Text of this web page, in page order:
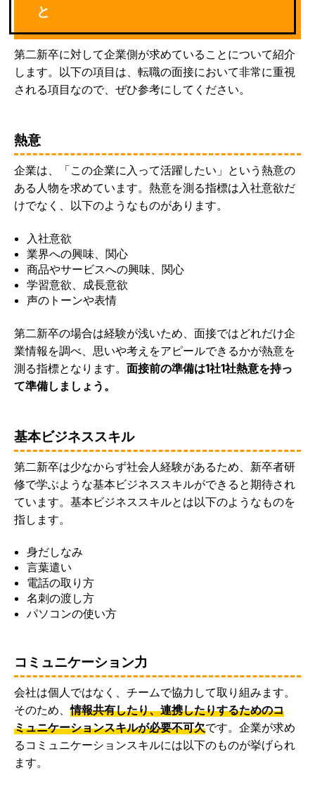
と
第二新卒に対して企業側が求めていることについて紹介
します。以下の項目は、転職の面接において非常に重視
される項目なので、ぜひ参考にしてください。
熱意
企業は、「この企業に入って活躍したい」という熱意の
ある人物を求めています。熱意を測る指標は入社意欲だ
けでなく、以下のようなものがあります。
入社意欲
業界への興味、関心
商品やサービスへの興味、関心
学習意欲、成長意欲
声のトーンや表情
第二新卒の場合は経験が浅いため、面接ではどれだけ企
業情報を調べ、思いや考えをアピールできるかが熱意を
測る指標となります。 面接前の準備は1社1社熱意を持っ
て準備しましょう。
基本ビジネススキル
第二新卒は少なからず社会人経験があるため、新卒者研
修で学ぶような基本ビジネススキルができると期待され
ています。基本ビジネススキルとは以下のようなものを
指します。
身だしなみ
言葉遣い
電話の取り方
名刺の渡し方
パソコンの使い方
コミュニケーション力
会社は個人ではなく、チームで協力して取り組みます。
そのため、情報共有したり、連携したりするためのコ
ミュニケーションスキルが必要不可欠です。企業が求め
るコミュニケーションスキルには以下のものが挙げられ
ます。